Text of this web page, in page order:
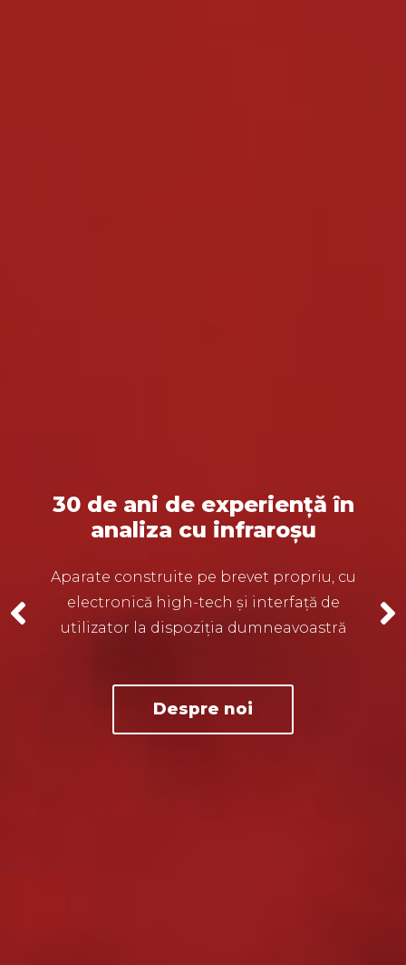
30 de ani de experiență în
analiza cu infraroșu
Aparate construite pe brevet propriu, cu
electronică high-tech și interfață de
utilizator la dispoziția dumneavoastră
Despre noi